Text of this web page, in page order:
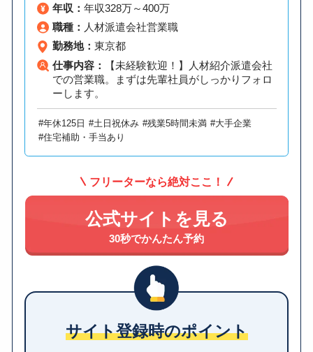
年収： 年収328万～400万
職種： 人材派遣会社営業職
勤務地： 東京都
仕事内容：
【未経験歓迎！】人材紹介派遣会社
での営業職。まずは先輩社員がしっかりフォロ
ーします。
#年休125日 #土日祝休み #残業5時間未満 #大手企業
#住宅補助・手当あり
フリーターなら絶対ここ！
公式サイトを見る
30秒でかんたん予約
サイト登録時のポイント